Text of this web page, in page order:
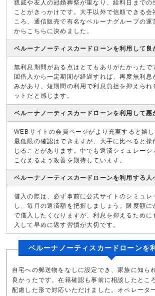
親戚や友人の冠婚葬祭が重なり、給料日までの
ことがきっかけです。大手以外で信頼できる会
ころ、通信販売で有名なベルーナグループの運
からこちらに決めました。
ベルーナノーティスカードローンを利用して良
無利息期間がある点はとてもありがたかったで
回借入から一定期間が経過すれば、再度無利息
みがあり、短期間の利用で利息負担を抑えられ
ットだと感じます。
ベルーナノーティスカードローンを利用して悪
WEBサイトの会員ページがより充実すると嬉
最低限の確認はできますが、大手に比べると操
じることがあります。中でも返済シミュレーシ
こなえるよう改善を期待しています。
ベルーナノーティスカードローンを利用する人
借入の際は、必ず事前に公式サイトのシミュレ
し、毎月の返済額を把握しましょう。限度額に
で借入したくなりますが、利息を抑えるために
入して早めに返す習慣が大切です。
ベルーナノーティスカードローンを
自宅への郵送物をなしに設定でき、家族に知ら
良かったです。在籍確認も事前に相談したとこ
配慮した形で対応いただけました。オペレータ